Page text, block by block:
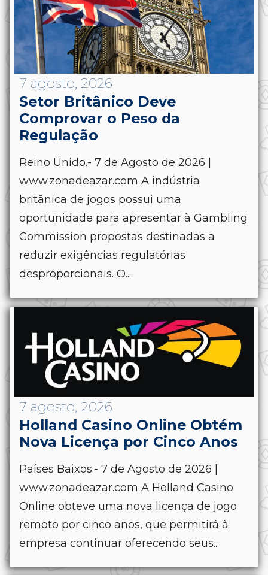
7 agosto, 2026
Setor Britânico Deve
Comprovar o Peso da
Regulação
Reino Unido.- 7 de Agosto de 2026 |
www.zonadeazar.com A indústria
britânica de jogos possui uma
oportunidade para apresentar à Gambling
Commission propostas destinadas a
reduzir exigências regulatórias
desproporcionais. O...
7 agosto, 2026
Holland Casino Online Obtém
Nova Licença por Cinco Anos
Países Baixos.- 7 de Agosto de 2026 |
www.zonadeazar.com A Holland Casino
Online obteve uma nova licença de jogo
remoto por cinco anos, que permitirá à
empresa continuar oferecendo seus...